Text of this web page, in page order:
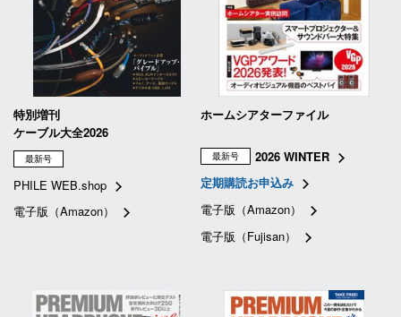
特別増刊
ケーブル大全2026
最新号
PHILE WEB.shop
電子版（Amazon）
ホームシアターファイル
最新号
2026 WINTER
定期購読お申込み
電子版（Amazon）
電子版（Fujisan）